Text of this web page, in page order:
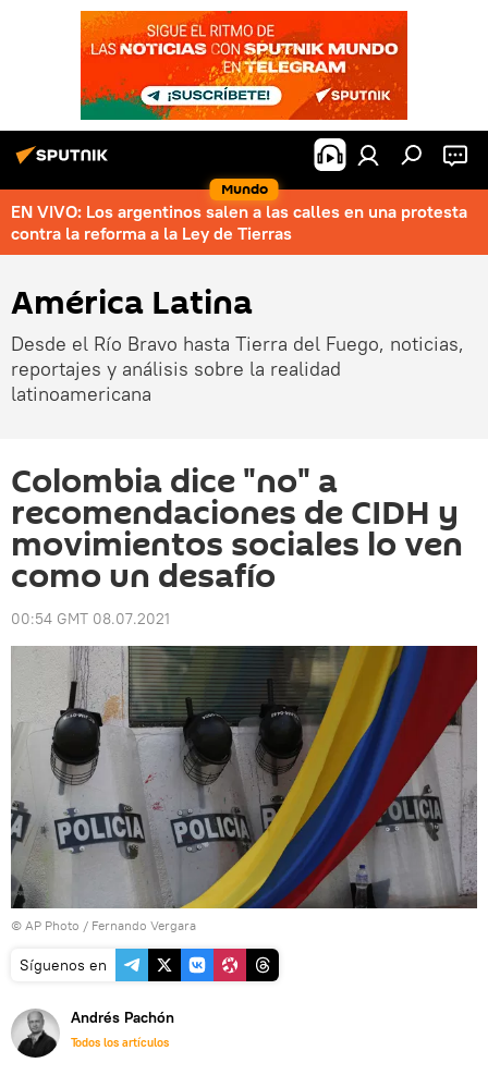
Mundo
EN VIVO: Los argentinos salen a las calles en una protesta
contra la reforma a la Ley de Tierras
América Latina
Desde el Río Bravo hasta Tierra del Fuego, noticias,
reportajes y análisis sobre la realidad
latinoamericana
Colombia dice "no" a
recomendaciones de CIDH y
movimientos sociales lo ven
como un desafío
00:54 GMT 08.07.2021
© AP Photo / Fernando Vergara
Síguenos en
Andrés Pachón
Todos los artículos